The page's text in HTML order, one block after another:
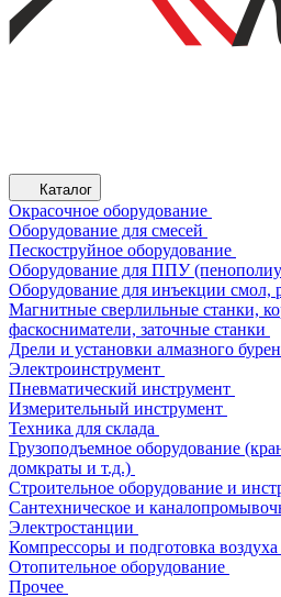
Каталог
Окрасочное оборудование
Оборудование для смесей
Пескоструйное оборудование
Оборудование для ППУ
Оборудование для инъекции смол,
Магнитные сверлильные станки,
фаскосниматели, заточные станки
Дрели и установки алмазного
Электроинструмент
Пневматический инструмент
Измерительный инструмент
Техника для склада
Грузоподъемное оборудование
домкраты и т.д.)
Строительное оборудование и
Сантехническое и
Электростанции
Компрессоры и подготовка воздуха
Отопительное оборудование
Прочее